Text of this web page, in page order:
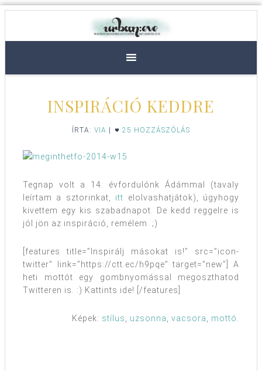
INSPIRÁCIÓ KEDDRE
ÍRTA: VIA 25 HOZZÁSZÓLÁS
Tegnap volt a 14. évfordulónk Ádámmal (tavaly
leírtam a sztorinkat, itt elolvashatjátok), úgyhogy
kivettem egy kis szabadnapot. De kedd reggelre is
jól jön az inspiráció, remélem. ;)
[features title=”Inspirálj másokat is!” src=”icon-
twitter” link=”https://ctt.ec/h9pqe” target=”new”] A
heti mottót egy gombnyomással megoszthatod
Twitteren is. :) Kattints ide! [/features]
Képek: stílus, uzsonna, vacsora, mottó.